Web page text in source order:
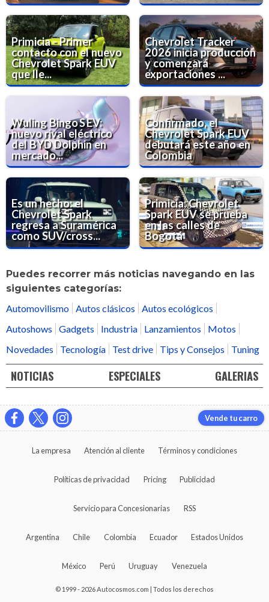
Primicia - Primer
contacto con el nuevo
Chevrolet Spark EUV
que lle...
Chevrolet Tracker
2026 inicia producción
y comenzará
exportaciones ...
Wuling Bingo S EV:
nuevo rival eléctrico
del BYD Dolphin en
mercado...
Confirmado, el
Chevrolet Spark EUV
debutará este año en
Colombia
Es un hecho: el
Chevrolet Spark
regresa a Suramérica
como SUV/cross...
Primicia: Chevrolet
Spark EUV se prueba
en las calles de
Bogotá
Puedes recorrer más noticias navegando en las
siguientes categorías:
Automovilismo
Autos clásicos
Autos ecológicos
Autoshows
Gadgets Industria Lanzamientos
Motos
Novedades
Tecnología Test drive Tips y Consejos Tuning
NOTICIAS ESPECIALES GALERIAS
Vende tu carro
La empresa Atención al cliente Términos y condiciones
Políticas de privacidad Pricing Publicidad
Servicio para Concesionarias RSS
Argentina Chile Colombia Ecuador Estados Unidos
México Perú Uruguay Venezuela
© 1999 - 2026 Autocosmos.com | Todos los derechos